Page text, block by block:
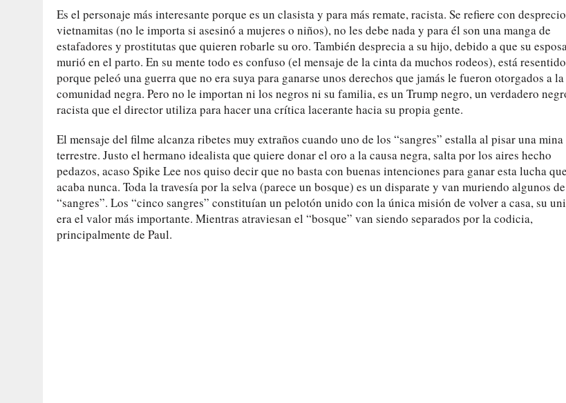
Es el personaje más interesante porque es un clasista y para más remate, racista. Se refiere con
vietnamitas (no le importa si asesinó a mujeres o niños), no les debe nada y para él son una manga de
estafadores y prostitutas que quieren robarle su oro. También desprecia a su hijo, debido a que su
murió en el parto. En su mente todo es confuso (el mensaje de la cinta da muchos rodeos), está resentido
porque peleó una guerra que no era suya para ganarse unos derechos que jamás le fueron otorgados a la
comunidad negra. Pero no le importan ni los negros ni su familia, es un Trump negro, un verdadero
racista que el director utiliza para hacer una crítica lacerante hacia su propia gente.
El mensaje del filme alcanza ribetes muy extraños cuando uno de los “sangres” estalla al pisar una mina
terrestre. Justo el hermano idealista que quiere donar el oro a la causa negra, salta por los aires hecho
pedazos, acaso Spike Lee nos quiso decir que no basta con buenas intenciones para ganar esta lucha
acaba nunca. Toda la travesía por la selva (parece un bosque) es un disparate y van muriendo algunos
“sangres”. Los “cinco sangres” constituían un pelotón unido con la única misión de volver a casa, su
era el valor más importante. Mientras atraviesan el “bosque” van siendo separados por la codicia,
principalmente de Paul.